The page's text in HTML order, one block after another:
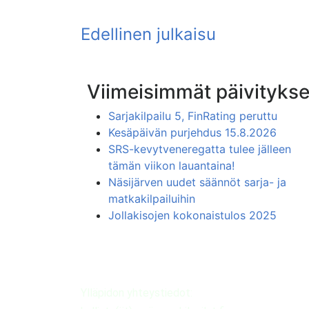
Viimeisimmät
Sarjakilpailu 5, FinRating peruttu
Kesäpäivän purjehdus 15.8.2026
SRS-kevytveneregatta tulee jälleen
tämän viikon lauantaina!
Näsijärven uudet säännöt sarja- ja
matkakilpailuihin
Jollakisojen kokonaistulos 2025